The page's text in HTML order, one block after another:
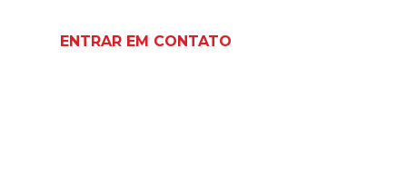
ENTRAR EM CONTATO